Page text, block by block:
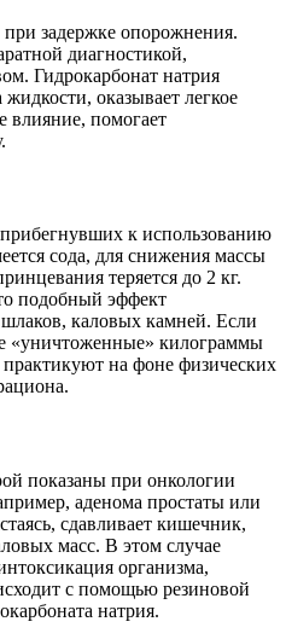
задержке опорожнения.
диагностикой,
Гидрокарбонат натрия
оказывает легкое
влияние, помогает
к использованию
сода, для снижения массы
теряется до 2 кг.
подобный эффект
каловых камней. Если
«уничтоженные» килограммы
на фоне физических
показаны при онкологии
аденома простаты или
сдавливает кишечник,
масс. В этом случае
организма,
с помощью резиновой
натрия.